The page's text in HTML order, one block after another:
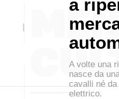
a
A volte una
nasce da
cavalli né
elettrico.